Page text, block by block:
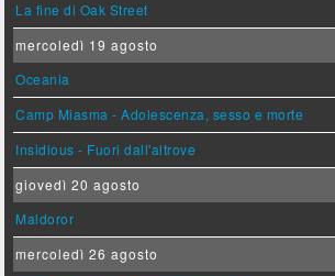
La fine di Oak Street
mercoledì 19 agosto
Oceania
Camp Miasma - Adolescenza, sesso e morte
Insidious - Fuori dall'altrove
giovedì 20 agosto
Maldoror
mercoledì 26 agosto